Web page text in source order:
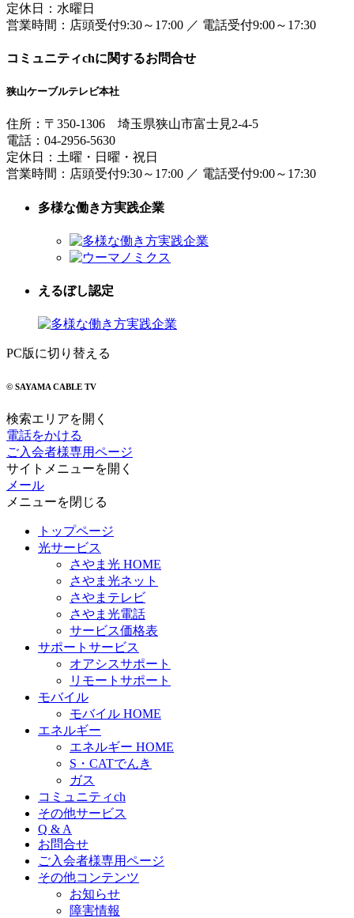
定休日：水曜日
営業時間： 店頭受付9:30～17:00 ／ 電話受付9:00～17:30
コミュニティchに関するお問合せ
狭山ケーブルテレビ本社
住所： 〒350-1306 埼玉県狭山市富士見2-4-5
電話： 04-2956-5630
定休日：土曜・日曜・祝日
営業時間： 店頭受付9:30～17:00 ／ 電話受付9:00～17:30
多様な働き方実践企業
えるぼし認定
PC版に切り替える
© SAYAMA CABLE TV
検索エリアを開く
電話をかける
ご入会者様専用ページ
サイトメニューを開く
メール
メニューを閉じる
トップページ
光サービス
さやま光 HOME
さやま光ネット
さやまテレビ
さやま光電話
サービス価格表
サポートサービス
オアシスサポート
リモートサポート
モバイル
モバイル HOME
エネルギー
エネルギー HOME
S・CATでんき
ガス
コミュニティch
その他サービス
Q & A
お問合せ
ご入会者様専用ページ
その他コンテンツ
お知らせ
障害情報